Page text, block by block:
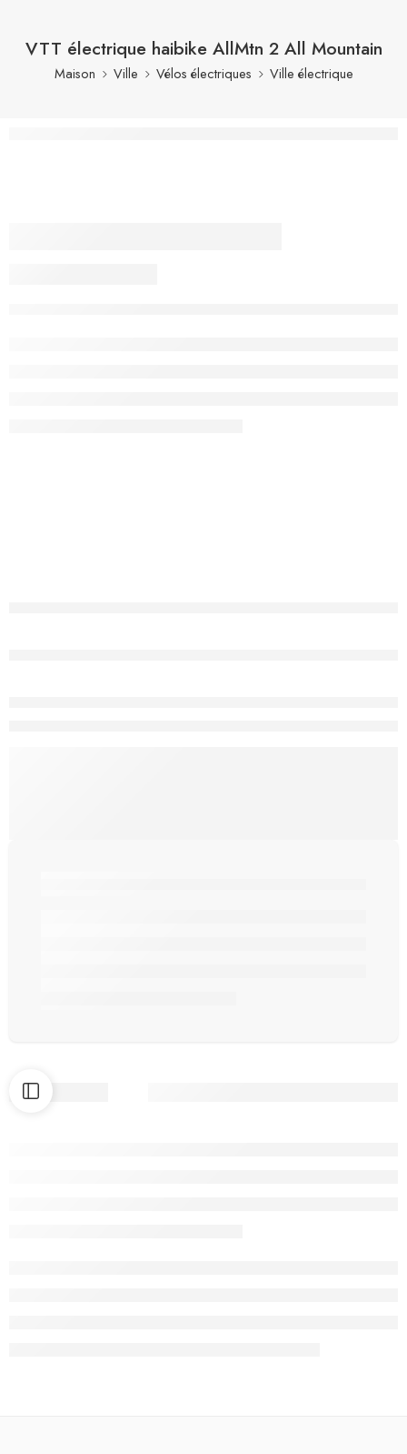
VTT électrique haibike AllMtn 2 All Mountain
Maison Ville Vélos électriques Ville électrique